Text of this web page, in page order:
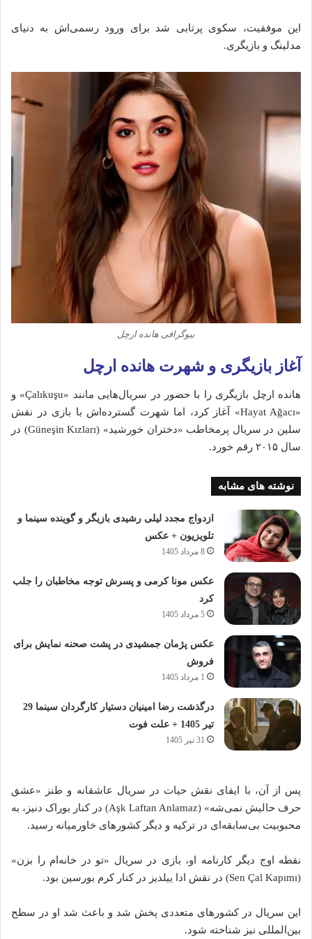
این موفقیت، سکوی پرتابی شد برای ورود رسمی‌اش به دنیای
مدلینگ و بازیگری.
بیوگرافی هانده ارچل
آغاز بازیگری و شهرت هانده ارچل
هانده ارچل بازیگری را با حضور در سریال‌هایی مانند «Çalıkuşu» و
«Hayat Ağacı» آغاز کرد، اما شهرت گسترده‌اش با بازی در نقش
سلین در سریال پرمخاطب «دختران خورشید» (Güneşin Kızları) در
سال ۲۰۱۵ رقم خورد.
نوشته های مشابه
ازدواج مجدد لیلی رشیدی بازیگر و گوینده سینما و
تلویزیون + عکس
8 مرداد 1405
عکس مونا کرمی و پسرش توجه مخاطبان را جلب
کرد
5 مرداد 1405
عکس پژمان جمشیدی در پشت صحنه نمایش برای
فروش
1 مرداد 1405
درگذشت رضا امینیان دستیار کارگردان سینما 29
تیر 1405 + علت فوت
31 تیر 1405
پس از آن، با ایفای نقش حیات در سریال عاشقانه و طنز «عشق
حرف حالیش نمی‌شه» (Aşk Laftan Anlamaz) در کنار بوراک دنیز، به
محبوبیت بی‌سابقه‌ای در ترکیه و دیگر کشورهای خاورمیانه رسید.
نقطه اوج دیگر کارنامه او، بازی در سریال «تو در خانه‌ام را بزن»
(Sen Çal Kapımı) در نقش ادا ییلدیز در کنار کرم بورسین بود.
این سریال در کشورهای متعددی پخش شد و باعث شد او در سطح
بین‌المللی نیز شناخته شود.